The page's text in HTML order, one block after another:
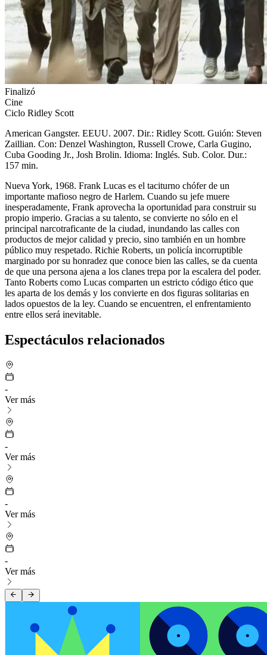
Finalizó
Cine
Ciclo Ridley Scott
American Gangster. EEUU. 2007. Dir.: Ridley Scott. Guión: Steven
Zaillian. Con: Denzel Washington, Russell Crowe, Carla Gugino,
Cuba Gooding Jr., Josh Brolin. Idioma: Inglés. Sub. Color. Dur.:
157 min.
Nueva York, 1968. Frank Lucas es el taciturno chófer de un
importante mafioso negro de Harlem. Cuando su jefe muere
inesperadamente, Frank aprovecha la oportunidad para construir su
propio imperio. Gracias a su talento, se convierte no sólo en el
principal narcotraficante de la ciudad, inundando las calles con
productos de mejor calidad y precio, sino también en un hombre
público muy respetado. Richie Roberts, un policía incorruptible
marginado por su honradez que conoce bien las calles, se da cuenta
de que una persona ajena a los clanes trepa por la escalera del poder.
Tanto Roberts como Lucas comparten un estricto código ético que
les aparta de los demás y los convierte en dos figuras solitarias en
lados opuestos de la ley. Cuando se encuentren, el enfrentamiento
entre ellos será inevitable.
Espectáculos relacionados
-
Ver más
-
Ver más
-
Ver más
-
Ver más